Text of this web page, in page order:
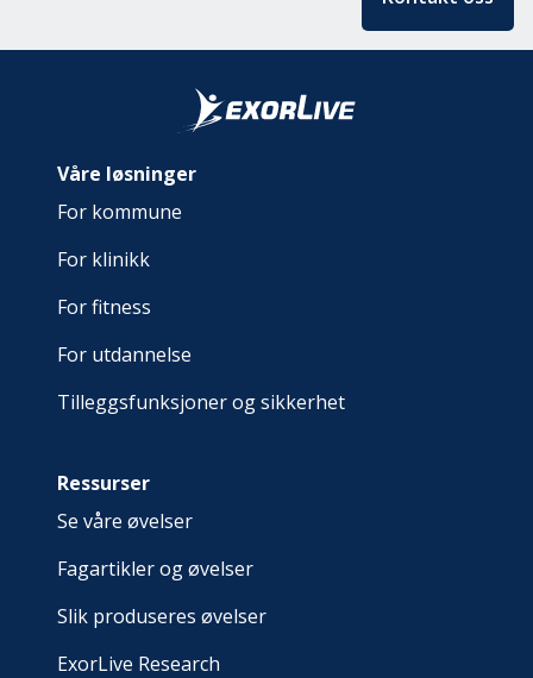
Våre løsninger
For kommune
For klinikk
For fitness
For utdannelse
Tilleggsfunksjoner og sikkerhet
Ressurser
Se våre øvelser
Fagartikler og øvelser
Slik produseres øvelser
ExorLive Research